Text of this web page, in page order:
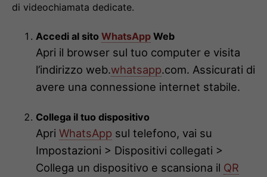
di videochiamata dedicate.
Accedi al sito WhatsApp Web
Apri il browser sul tuo computer e visita
l’indirizzo web.whatsapp.com. Assicurati di
avere una connessione internet stabile.
Collega il tuo dispositivo
Apri WhatsApp sul telefono, vai su
Impostazioni > Dispositivi collegati >
Collega un dispositivo e scansiona il QR